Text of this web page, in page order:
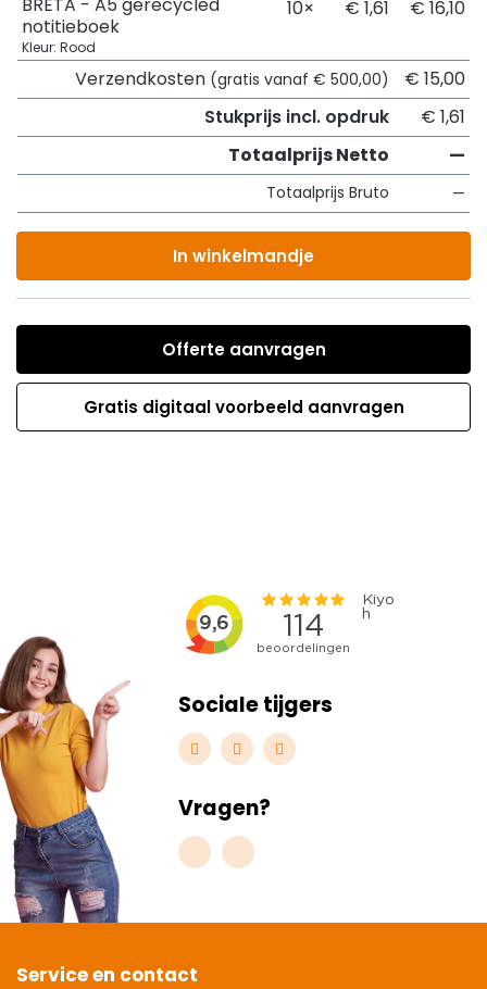
notitieboek
Kleur: Rood
10× € 1,61 € 16,10
Verzendkosten (gratis vanaf € 500,00)
€ 15,00
Stukprijs incl. opdruk
€ 1,61
Totaalprijs Netto
—
Totaalprijs Bruto —
In winkelmandje
Offerte aanvragen
Gratis digitaal voorbeeld aanvragen
Sociale tijgers
Vragen?
Service en contact